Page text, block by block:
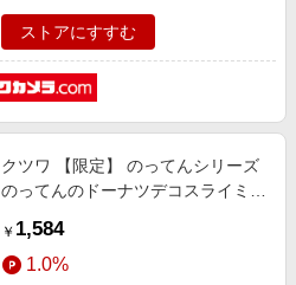
ストアにすすむ
クツワ 【限定】 のってんシリーズ
のってんのドーナツデコスライミー
￥ 1,584
1.0%